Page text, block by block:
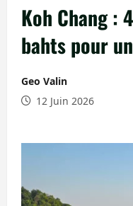
Koh Chang :
bahts pour
Geo Valin
12 Juin 2026